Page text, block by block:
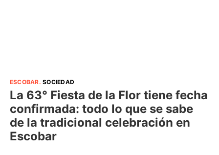
ESCOBAR.SOCIEDAD
La 63° Fiesta de la Flor tiene fecha
confirmada: todo lo que se sabe
de la tradicional celebración en
Escobar